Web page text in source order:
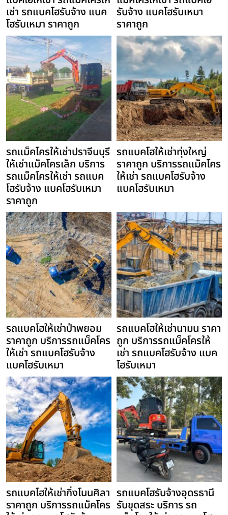
เช่า รถแบคโฮรับจ้าง แบค
โฮรับเหมา ราคาถูก
รับจ้าง แบคโฮรับเหมา
ราคาถูก
รถแม็คโครให้เช่าปราจีนบุรี
ให้เช่าแม็คโครเล็ก บริการ
รถแม็คโครให้เช่า รถแบค
โฮรับจ้าง แบคโฮรับเหมา
ราคาถูก
รถแบคโฮให้เช่าทุ่งใหญ่
ราคาถูก บริการรถแม็คโคร
ให้เช่า รถแบคโฮรับจ้าง
แบคโฮรับเหมา
รถแบคโฮให้เช่าป่าพยอม
ราคาถูก บริการรถแม็คโคร
ให้เช่า รถแบคโฮรับจ้าง
แบคโฮรับเหมา
รถแบคโฮให้เช่านามน ราคา
ถูก บริการรถแม็คโครให้
เช่า รถแบคโฮรับจ้าง แบค
โฮรับเหมา
รถแบคโฮให้เช่ากิ่งโนนศิลา
ราคาถูก บริการรถแม็คโคร
รถแบคโฮรับจ้างอุดรธานี
รับขุดสระ บริการ รถ